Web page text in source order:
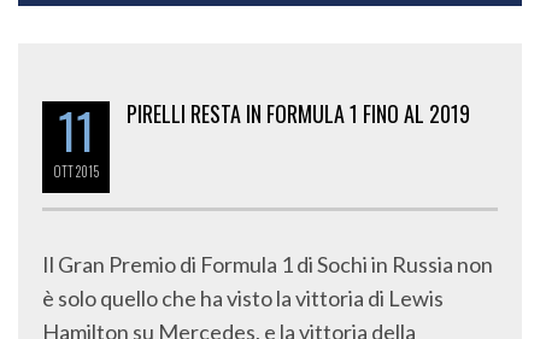
11
OTT2015
PIRELLI RESTA IN FORMULA 1 FINO AL 2019
Il Gran Premio di Formula 1 di Sochi in Russia non
è solo quello che ha visto la vittoria di Lewis
Hamilton su Mercedes, e la vittoria della